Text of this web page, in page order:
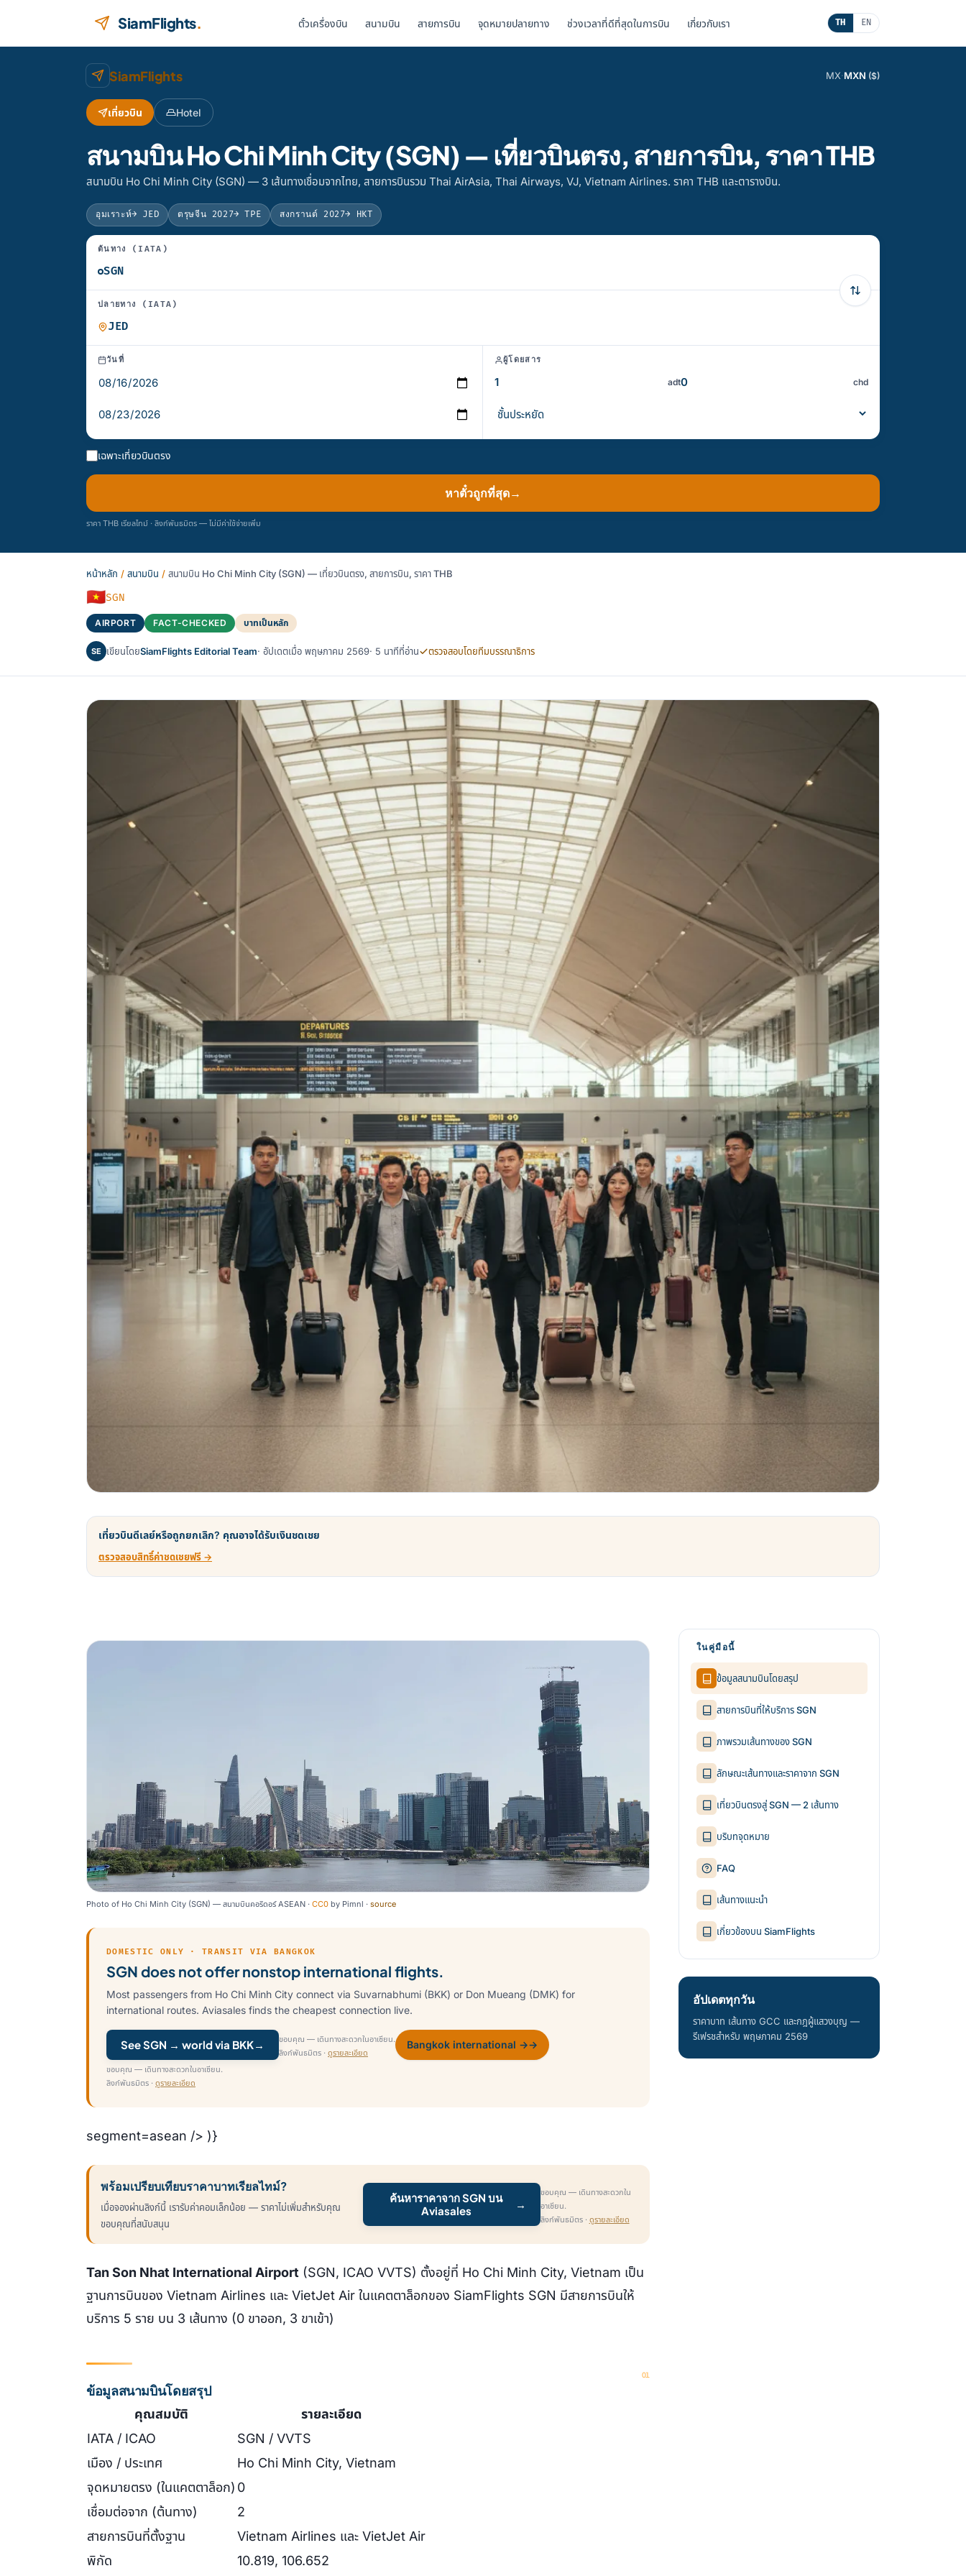
SiamFlights. ตั๋วเครื่องบิน สนามบิน สายการบิน จุดหมายปลายทาง ช่วงเวลาที่ดีที่สุดในการบิน เกี่ยวกับเรา TH EN
SiamFlights MX·MXN ($)
เที่ยวบิน Hotel
สนามบิน Ho Chi Minh City (SGN) — เที่ยวบินตรง, สายการบิน, ราคา THB
สนามบิน Ho Chi Minh City (SGN) — 3 เส้นทางเชื่อมจากไทย, สายการบินรวม Thai AirAsia, Thai Airways, VJ, Vietnam Airlines. ราคา THB และตารางบิน.
อุมเราะห์→ JED ตรุษจีน 2027→ TPE สงกรานต์ 2027→ HKT
ต้นทาง (IATA)
ปลายทาง (IATA)
วันที่ ผู้โดยสาร
adt chd
เฉพาะเที่ยวบินตรง
หาตั๋วถูกที่สุด→
ราคา THB เรียลไทม์ · ลิงก์พันธมิตร — ไม่มีค่าใช้จ่ายเพิ่ม
หน้าหลัก / สนามบิน / สนามบิน Ho Chi Minh City (SGN) — เที่ยวบินตรง, สายการบิน, ราคา THB
🇻🇳SGN
AIRPORT FACT-CHECKED บาทเป็นหลัก
SE เขียนโดยSiamFlights Editorial Team· อัปเดตเมื่อ พฤษภาคม 2569· 5 นาทีที่อ่าน ตรวจสอบโดยทีมบรรณาธิการ
เที่ยวบินดีเลย์หรือถูกยกเลิก? คุณอาจได้รับเงินชดเชย
ตรวจสอบสิทธิ์ค่าชดเชยฟรี →
Photo of Ho Chi Minh City (SGN) — สนามบินคอริดอร์ ASEAN · CC0 by Pimnl · source
DOMESTIC ONLY · TRANSIT VIA BANGKOK
SGN does not offer nonstop international flights.
Most passengers from Ho Chi Minh City connect via Suvarnabhumi (BKK) or Don Mueang (DMK) for
international routes. Aviasales finds the cheapest connection live.
See SGN → world via BKK→
ขอบคุณ — เดินทางสะดวกในอาเซียน.
ลิงก์พันธมิตร · ดูรายละเอียด
Bangkok international →→
ขอบคุณ — เดินทางสะดวกในอาเซียน.
ลิงก์พันธมิตร · ดูรายละเอียด
segment=asean /> )}
พร้อมเปรียบเทียบราคาบาทเรียลไทม์?
เมื่อจองผ่านลิงก์นี้ เรารับค่าคอมเล็กน้อย — ราคาไม่เพิ่มสำหรับคุณ
ขอบคุณที่สนับสนุน
ค้นหาราคาจาก SGN บน
Aviasales
→
ขอบคุณ — เดินทางสะดวกใน
อาเซียน.
ลิงก์พันธมิตร · ดูรายละเอียด
Tan Son Nhat International Airport (SGN, ICAO VVTS) ตั้งอยู่ที่ Ho Chi Minh City, Vietnam เป็น
ฐานการบินของ Vietnam Airlines และ VietJet Air ในแคตตาล็อกของ SiamFlights SGN มีสายการบินให้
บริการ 5 ราย บน 3 เส้นทาง (0 ขาออก, 3 ขาเข้า)
ข้อมูลสนามบินโดยสรุป
คุณสมบัติ
รายละเอียด
IATA / ICAO
SGN / VVTS
เมือง / ประเทศ
Ho Chi Minh City, Vietnam
จุดหมายตรง (ในแคตตาล็อก) 0
เชื่อมต่อจาก (ต้นทาง)
2
สายการบินที่ตั้งฐาน
Vietnam Airlines และ VietJet Air
พิกัด
10.819, 106.652
ในคู่มือนี้
ข้อมูลสนามบินโดยสรุป
สายการบินที่ให้บริการ SGN
ภาพรวมเส้นทางของ SGN
ลักษณะเส้นทางและราคาจาก SGN
เที่ยวบินตรงสู่ SGN — 2 เส้นทาง
บริบทจุดหมาย
FAQ
เส้นทางแนะนำ
เกี่ยวข้องบน SiamFlights
อัปเดตทุกวัน
ราคาบาท เส้นทาง GCC และกฎผู้แสวงบุญ —
รีเฟรชสำหรับ พฤษภาคม 2569